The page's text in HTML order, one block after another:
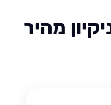
מהיר